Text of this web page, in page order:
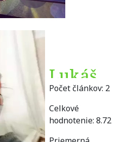
Lukáš
Čech
Počet článkov: 2
Celkové
hodnotenie:8.72